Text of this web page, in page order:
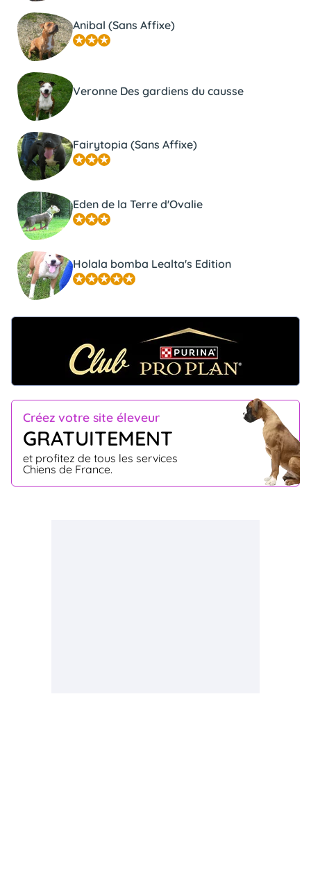
Créez votre site éleveur
GRATUITEMENT
et profitez de tous les services
Chiens de France.
Anibal (Sans Affixe)
Veronne Des gardiens du causse
Fairytopia (Sans Affixe)
Eden de la Terre d'Ovalie
Holala bomba Lealta's Edition